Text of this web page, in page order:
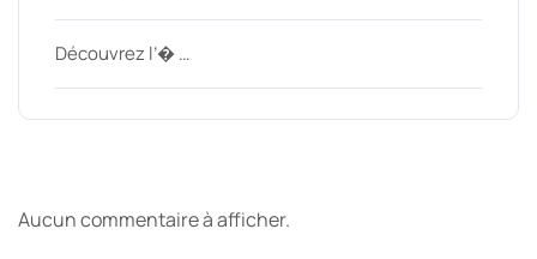
Découvrez l’� …
Aucun commentaire à afficher.